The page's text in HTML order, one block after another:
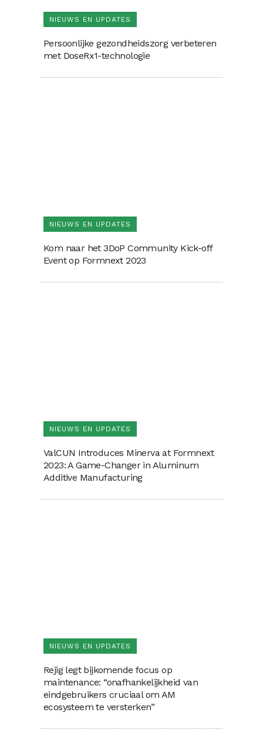
NIEUWS EN UPDATES
Persoonlijke gezondheidszorg verbeteren
met DoseRx1-technologie
NIEUWS EN UPDATES
Kom naar het 3DoP Community Kick-off
Event op Formnext 2023
NIEUWS EN UPDATES
ValCUN Introduces Minerva at Formnext
2023: A Game-Changer in Aluminum
Additive Manufacturing
NIEUWS EN UPDATES
Rejig legt bijkomende focus op
maintenance: “onafhankelijkheid van
eindgebruikers cruciaal om AM
ecosysteem te versterken”